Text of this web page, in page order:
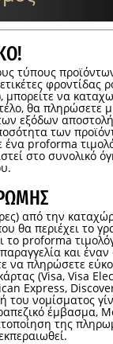
τύπους
φροντίδας
μπορείτε να
θα πληρώσετε
εξόδων
των
proforma
στο συνολικό
από την
θα περιέχει το
το proforma
και
να πληρώσετε
(Visa, Visa
Express,
του νομίσματος
έμβασμα,
της